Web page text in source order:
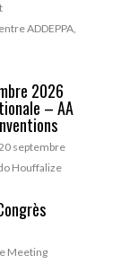
ADDEPPA,
2026
– AA
septembre
Houffalize
Meeting